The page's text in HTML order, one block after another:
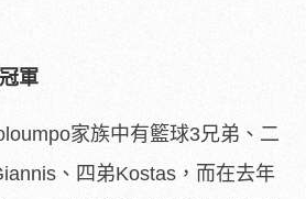
軍
家族中有籃球3兄弟、二
、四弟Kostas，而在去年